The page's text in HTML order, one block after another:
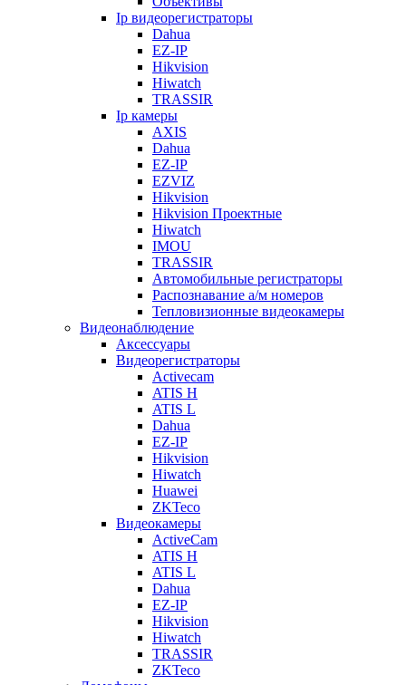
Ip видеорегистраторы
Dahua
EZ-IP
Hikvision
Hiwatch
TRASSIR
Ip камеры
AXIS
Dahua
EZ-IP
EZVIZ
Hikvision
Hikvision Проектные
Hiwatch
IMOU
TRASSIR
Автомобильные регистраторы
Распознавание а/м номеров
Тепловизионные видеокамеры
Видеонаблюдение
Аксессуары
Видеорегистраторы
Activecam
ATIS H
ATIS L
Dahua
EZ-IP
Hikvision
Hiwatch
Huawei
ZKTeco
Видеокамеры
ActiveCam
ATIS H
ATIS L
Dahua
EZ-IP
Hikvision
Hiwatch
TRASSIR
ZKTeco